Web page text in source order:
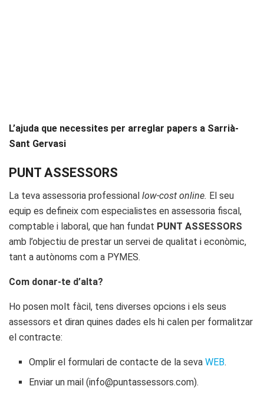
L’ajuda que necessites per arreglar papers a Sarrià-
Sant Gervasi
PUNT ASSESSORS
La teva assessoria professional low-cost online. El seu
equip es defineix com especialistes en assessoria fiscal,
comptable i laboral, que han fundat PUNT ASSESSORS
amb l’objectiu de prestar un servei de qualitat i econòmic,
tant a autònoms com a PYMES.
Com donar-te d’alta?
Ho posen molt fàcil, tens diverses opcions i els seus
assessors et diran quines dades els hi calen per formalitzar
el contracte:
Omplir el formulari de contacte de la sevaWEB.
Enviar un mail (info@puntassessors.com).